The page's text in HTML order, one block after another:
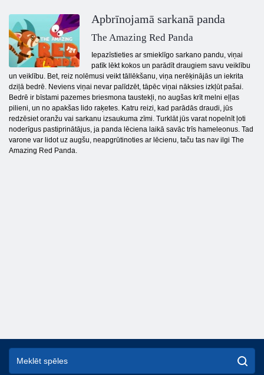
Apbrīnojamā sarkanā panda
The Amazing Red Panda
Iepazīstieties ar smieklīgo sarkano pandu, viņai
patīk lēkt kokos un parādīt draugiem savu veiklību
un veiklību. Bet, reiz nolēmusi veikt tāllēkšanu, viņa nerēķinājās un iekrita
dziļā bedrē. Neviens viņai nevar palīdzēt, tāpēc viņai nāksies izkļūt pašai.
Bedrē ir bīstami pazemes briesmona taustekļi, no augšas krīt melni eļļas
pilieni, un no apakšas lido raķetes. Katru reizi, kad parādās draudi, jūs
redzēsiet oranžu vai sarkanu izsaukuma zīmi. Turklāt jūs varat nopelnīt ļoti
noderīgus pastiprinātājus, ja panda lēciena laikā savāc trīs hameleonus. Tad
varone var lidot uz augšu, neapgrūtinoties ar lēcienu, taču tas nav ilgi The
Amazing Red Panda.